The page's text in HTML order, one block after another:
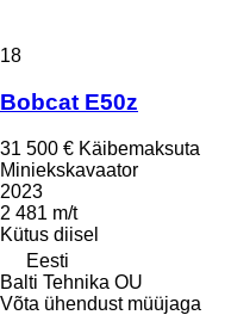
18
Bobcat E50z
31 500 € Käibemaksuta
Miniekskavaator
2023
2 481 m/t
Kütus diisel
Eesti
Balti Tehnika OU
Võta ühendust müüjaga